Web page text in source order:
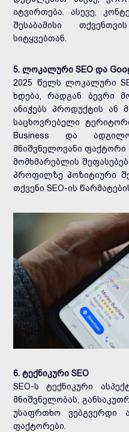
იტვირთება. ასევე,
შესაბამისი
სიტყვებთან.
5. ლოკალური SEO და
2025 წელს ლოკალური
ხდება, რადგან ბევრი
ანიჭებს პროდუქტის ან
საცხოვრებელი
Business და
მნიშვნელოვანი ფაქტორი
მომხმარებლის
პროფილზე პოზიტიური
თქვენი SEO-ის
6. ტექნიკური SEO
SEO-ს ტექნიკური
მნიშვნელობას,
უსაფრთხო ვებგვერდი
ფაქტორები.